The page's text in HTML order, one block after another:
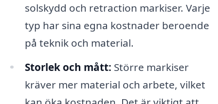
solskydd och retraction markiser. Varje
typ har sina egna kostnader beroende
på teknik och material.
Storlek och mått: Större markiser
kräver mer material och arbete, vilket